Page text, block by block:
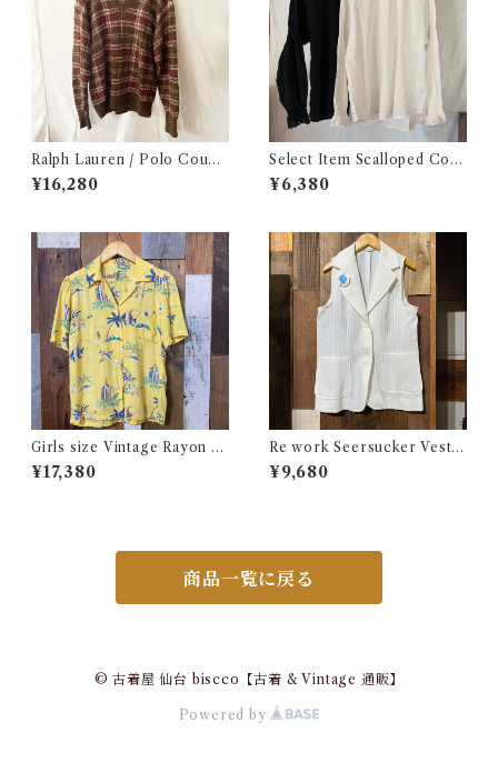
Ralph Lauren / Polo Count
ry Hand Knit / ラルフローレ
ン / ポロカントリー ハンドニ
¥16,280
Select Item Scalloped Cott
on Shirt / スカラップ コット
ン シャツ
¥6,380
Girls size Vintage Rayon H
awaiian Shirt / ガールズ サイ
ズ ヴィンテージ レーヨン ハワ
¥17,380
Re work Seersucker Vest /
リワーク シアサッカー ベスト
古着
¥9,680
商品一覧に戻る
© 古着屋 仙台 biscco【古着 & Vintage 通販】
Powered by